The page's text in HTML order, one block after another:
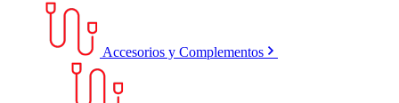
Accesorios y Complementos